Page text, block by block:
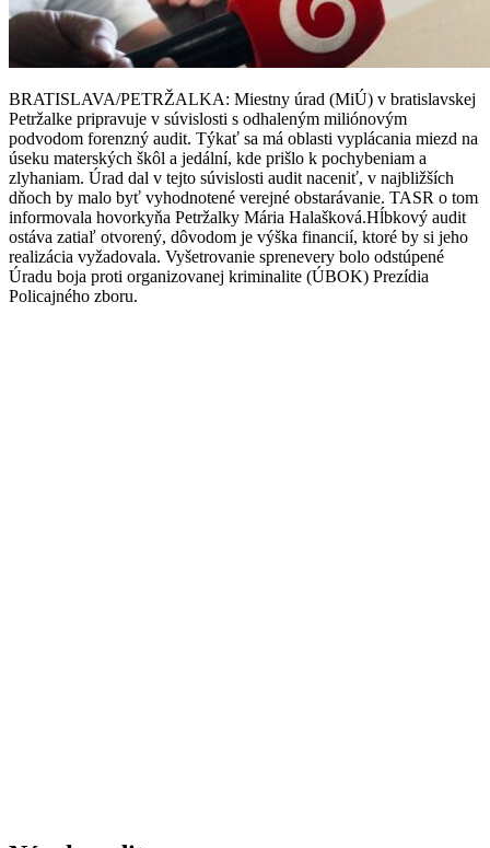
BRATISLAVA/PETRŽALKA: Miestny úrad (MiÚ) v bratislavskej
Petržalke pripravuje v súvislosti s odhaleným miliónovým
podvodom forenzný audit. Týkať sa má oblasti vyplácania miezd na
úseku materských škôl a jedální, kde prišlo k pochybeniam a
zlyhaniam. Úrad dal v tejto súvislosti audit naceniť, v najbližších
dňoch by malo byť vyhodnotené verejné obstarávanie. TASR o tom
informovala hovorkyňa Petržalky Mária Halašková.Hĺbkový audit
ostáva zatiaľ otvorený, dôvodom je výška financií, ktoré by si jeho
realizácia vyžadovala. Vyšetrovanie sprenevery bolo odstúpené
Úradu boja proti organizovanej kriminalite (ÚBOK) Prezídia
Policajného zboru.